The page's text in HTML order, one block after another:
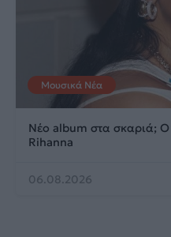
Μουσικά Νέα
Νέο album στα σκαριά;
Rihanna
06.08.2026